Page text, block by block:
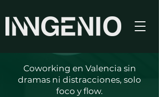
Coworking en Valencia sin
dramas ni distracciones, solo
foco y flow.